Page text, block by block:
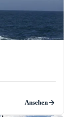
Ansehen